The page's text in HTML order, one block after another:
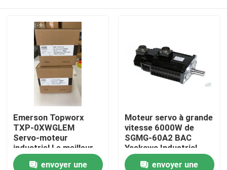
Emerson Topworx
TXP-0XWGLEM
Servo-moteur
industriel Le meilleur
prix
envoyer une
Moteur servo à grande
vitesse 6000W de
SGMG-60A2 BAC
Yaskawa Industrial
Servo Motor
envoyer une